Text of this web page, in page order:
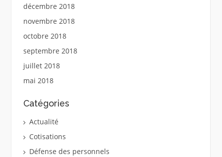
décembre 2018
novembre 2018
octobre 2018
septembre 2018
juillet 2018
mai 2018
Catégories
Actualité
Cotisations
Défense des personnels